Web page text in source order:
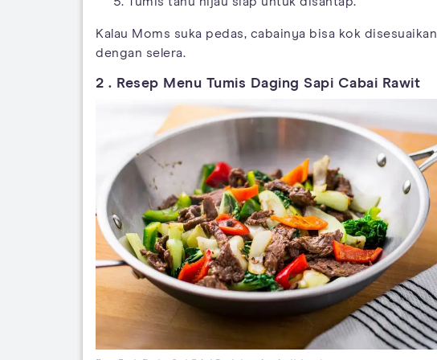
Kalau Moms suka pedas, cabainya bisa kok disesuaikan
dengan selera.
2 . Resep Menu Tumis Daging Sapi Cabai Rawit